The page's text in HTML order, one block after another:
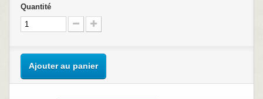
Quantité
Ajouter au panier